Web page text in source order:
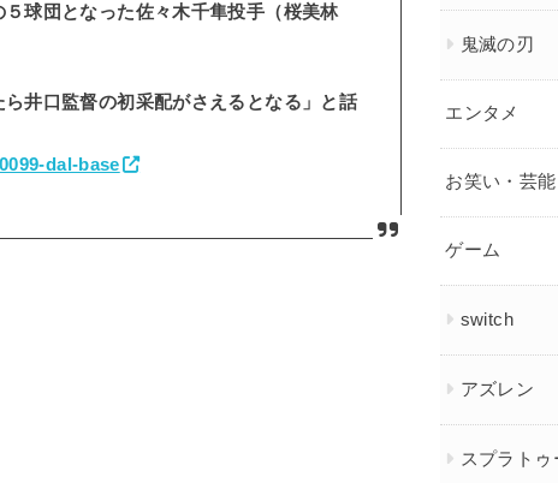
球団となった佐々木千隼投手（桜美林
井口監督の初采配がさえるとなる」と話
dal-base
鬼滅の刃
エンタメ
お笑い・芸能
ゲーム
switch
アズレン
スプラトゥ